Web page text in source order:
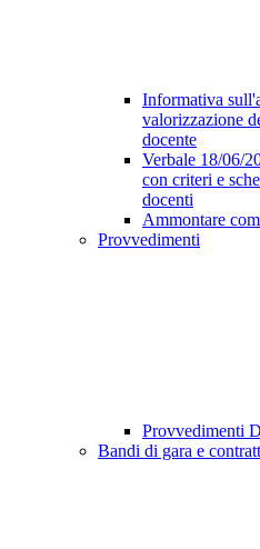
Informativa
valorizzazione
docente
Verbale 18/06/
con criteri e
docenti
Ammontare
Provvedimenti
Provvedimenti
Bandi di gara e